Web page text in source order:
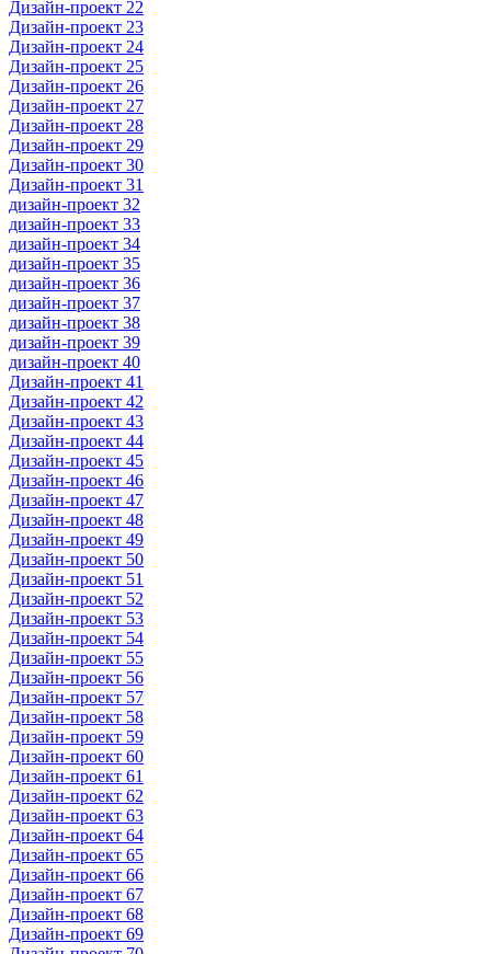
Дизайн-проект 22
Дизайн-проект 23
Дизайн-проект 24
Дизайн-проект 25
Дизайн-проект 26
Дизайн-проект 27
Дизайн-проект 28
Дизайн-проект 29
Дизайн-проект 30
Дизайн-проект 31
дизайн-проект 32
дизайн-проект 33
дизайн-проект 34
дизайн-проект 35
дизайн-проект 36
дизайн-проект 37
дизайн-проект 38
дизайн-проект 39
дизайн-проект 40
Дизайн-проект 41
Дизайн-проект 42
Дизайн-проект 43
Дизайн-проект 44
Дизайн-проект 45
Дизайн-проект 46
Дизайн-проект 47
Дизайн-проект 48
Дизайн-проект 49
Дизайн-проект 50
Дизайн-проект 51
Дизайн-проект 52
Дизайн-проект 53
Дизайн-проект 54
Дизайн-проект 55
Дизайн-проект 56
Дизайн-проект 57
Дизайн-проект 58
Дизайн-проект 59
Дизайн-проект 60
Дизайн-проект 61
Дизайн-проект 62
Дизайн-проект 63
Дизайн-проект 64
Дизайн-проект 65
Дизайн-проект 66
Дизайн-проект 67
Дизайн-проект 68
Дизайн-проект 69